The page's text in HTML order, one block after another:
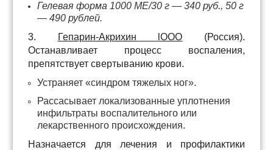
Гелевая форма 1000 МЕ/30 г — 340 руб., 50 г
— 490 рублей.
3.
Гепарин-Акрихин lOOO (Россия).
Останавливает процесс воспаления,
препятствует свертыванию крови.
Устраняет «синдром тяжелых ног».
Рассасывает локализованные уплотнения
инфильтраты воспалительного или
лекарственного происхождения.
Назначается для лечения и профилактики